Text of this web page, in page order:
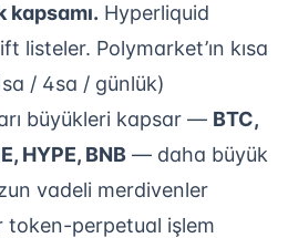
kapsamı. Hyperliquid
listeler. Polymarket’ın kısa
/ 4sa / günlük)
büyükleri kapsar — BTC,
HYPE, BNB — daha büyük
vadeli merdivenler
token-perpetual işlem